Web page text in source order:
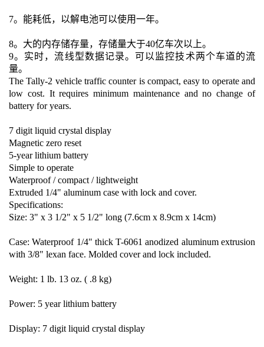
7。能耗低，以解电池可以使用一年。
8。大的内存储存量，存储量大于40亿车次以上。
9。实时，流线型数据记录。可以监控技术两个车道的流
量。
The Tally-2 vehicle traffic counter is compact, easy to operate and
low cost. It requires minimum maintenance and no change of
battery for years.
7 digit liquid crystal display
Magnetic zero reset
5-year lithium battery
Simple to operate
Waterproof / compact / lightweight
Extruded 1/4" aluminum case with lock and cover.
Specifications:
Size: 3" x 3 1/2" x 5 1/2" long (7.6cm x 8.9cm x 14cm)
Case: Waterproof 1/4" thick T-6061 anodized aluminum extrusion
with 3/8" lexan face. Molded cover and lock included.
Weight: 1 lb. 13 oz. ( .8 kg)
Power: 5 year lithium battery
Display: 7 digit liquid crystal display